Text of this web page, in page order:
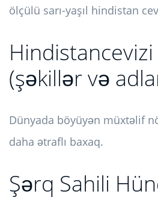
ölçülü sarı-yaşıl hindistan
(şəkillər və
Dünyada böyüyən müxtəlif
daha ətraflı baxaq.
Şərq Sahili